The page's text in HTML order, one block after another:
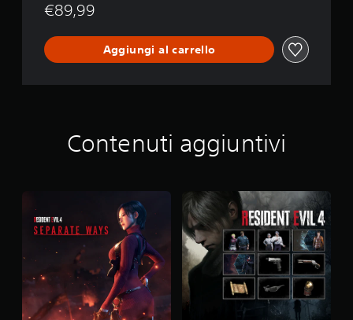
€89,99
Aggiungi al carrello
Contenuti aggiuntivi